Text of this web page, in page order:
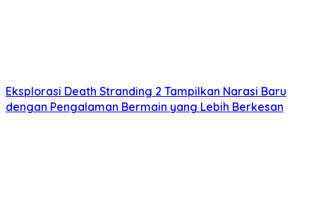
Eksplorasi Death Stranding 2 Tampilkan Narasi Baru
dengan Pengalaman Bermain yang Lebih Berkesan